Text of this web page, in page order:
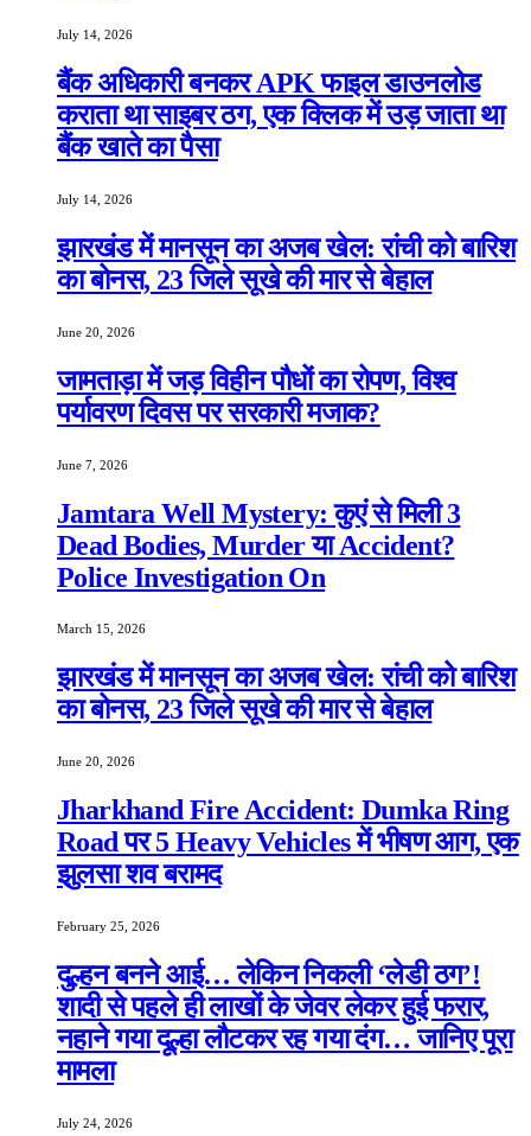
July 14, 2026
बैंक अधिकारी बनकर APK फाइल डाउनलोड
कराता था साइबर ठग, एक क्लिक में उड़ जाता था
बैंक खाते का पैसा
July 14, 2026
झारखंड में मानसून का अजब खेल: रांची को बारिश
का बोनस, 23 जिले सूखे की मार से बेहाल
June 20, 2026
जामताड़ा में जड़ विहीन पौधों का रोपण, विश्व
पर्यावरण दिवस पर सरकारी मजाक?
June 7, 2026
Jamtara Well Mystery: कुएं से मिली 3
Dead Bodies, Murder या Accident?
Police Investigation On
March 15, 2026
झारखंड में मानसून का अजब खेल: रांची को बारिश
का बोनस, 23 जिले सूखे की मार से बेहाल
June 20, 2026
Jharkhand Fire Accident: Dumka Ring
Road पर 5 Heavy Vehicles में भीषण आग, एक
झुलसा शव बरामद
February 25, 2026
दुल्हन बनने आई… लेकिन निकली ‘लेडी ठग’!
शादी से पहले ही लाखों के जेवर लेकर हुई फरार,
नहाने गया दूल्हा लौटकर रह गया दंग… जानिए पूरा
मामला
July 24, 2026